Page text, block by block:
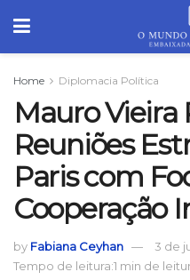
Home Diplomacia Política
Mauro
Reuniões
Paris com
Cooperação
by Fabiana Ceyhan
3 de
Tempo de leitura:1 min de